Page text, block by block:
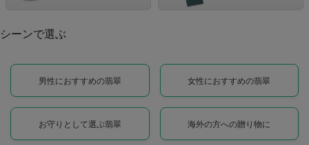
シーンで選ぶ
男性におすすめの翡翠 女性におすすめの翡翠
お守りとして選ぶ翡翠 海外の方への贈り物に